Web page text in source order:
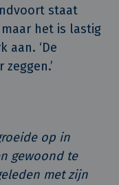
staat
het is lastig
aan. ‘De
op in
gewoond te
met zijn